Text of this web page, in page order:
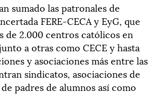
sumado las patronales de
FERE-CECA y EyG, que
de 2.000 centros católicos en
a otras como CECE y hasta
y asociaciones más entre las
sindicatos, asociaciones de
padres de alumnos así como